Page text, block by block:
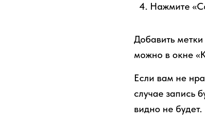
Нажмите
Добавить
можно в окне
Если вам не
случае запись
видно не будет.